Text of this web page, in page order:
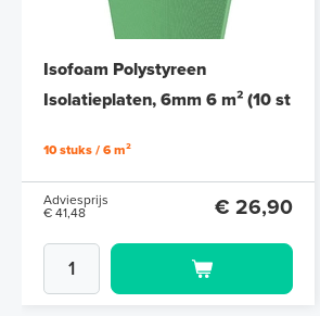
Isofoam Polystyreen
Isolatieplaten, 6mm 6 m² (10 st
10 stuks / 6 m²
Adviesprijs
€ 41,48
€ 26,90